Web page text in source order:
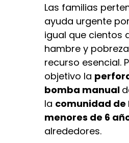
Las familias
ayuda urgente
igual que cientos
hambre y
recurso esencial.
objetivo la
bomba manual
la comunidad de
menores de 6
alrededores.